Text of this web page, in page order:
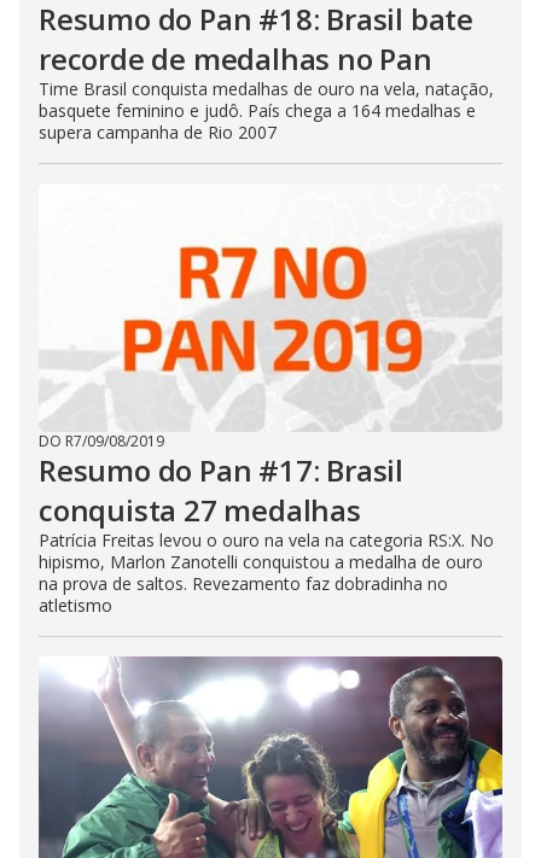
Resumo do Pan #18: Brasil bate
recorde de medalhas no Pan
Time Brasil conquista medalhas de ouro na vela, natação,
basquete feminino e judô. País chega a 164 medalhas e
supera campanha de Rio 2007
DO R7/09/08/2019
Resumo do Pan #17: Brasil
conquista 27 medalhas
Patrícia Freitas levou o ouro na vela na categoria RS:X. No
hipismo, Marlon Zanotelli conquistou a medalha de ouro
na prova de saltos. Revezamento faz dobradinha no
atletismo